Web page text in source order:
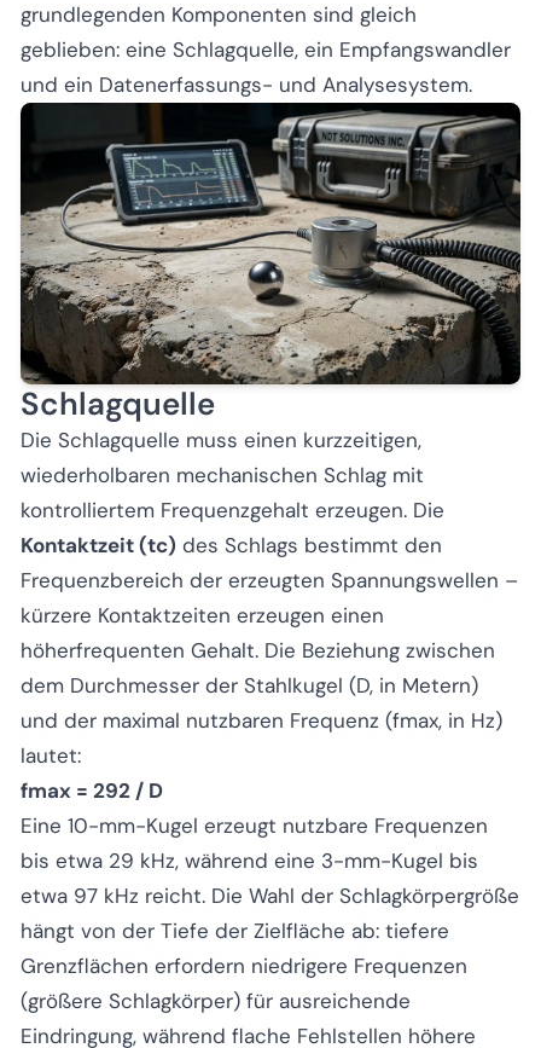
grundlegenden Komponenten sind gleich
geblieben: eine Schlagquelle, ein Empfangswandler
und ein Datenerfassungs- und Analysesystem.
Schlagquelle
Die Schlagquelle muss einen kurzzeitigen,
wiederholbaren mechanischen Schlag mit
kontrolliertem Frequenzgehalt erzeugen. Die
Kontaktzeit (tc) des Schlags bestimmt den
Frequenzbereich der erzeugten Spannungswellen –
kürzere Kontaktzeiten erzeugen einen
höherfrequenten Gehalt. Die Beziehung zwischen
dem Durchmesser der Stahlkugel (D, in Metern)
und der maximal nutzbaren Frequenz (fmax, in Hz)
lautet:
fmax = 292 / D
Eine 10-mm-Kugel erzeugt nutzbare Frequenzen
bis etwa 29 kHz, während eine 3-mm-Kugel bis
etwa 97 kHz reicht. Die Wahl der Schlagkörpergröße
hängt von der Tiefe der Zielfläche ab: tiefere
Grenzflächen erfordern niedrigere Frequenzen
(größere Schlagkörper) für ausreichende
Eindringung, während flache Fehlstellen höhere